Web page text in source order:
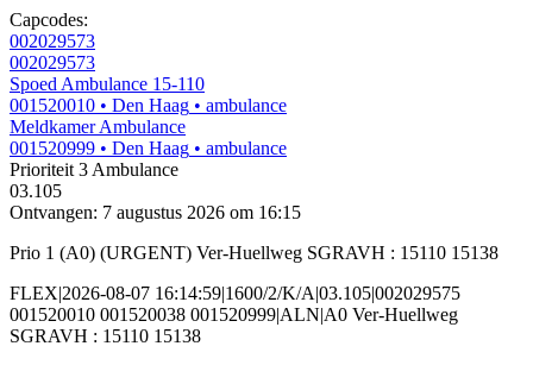
Capcodes:
002029573
002029573
Spoed Ambulance 15-110
001520010 • Den Haag • ambulance
Meldkamer Ambulance
001520999 • Den Haag • ambulance
Prioriteit 3 Ambulance
03.105
Ontvangen: 7 augustus 2026 om 16:15
Prio 1 (A0) (URGENT) Ver-Huellweg SGRAVH : 15110 15138
FLEX|2026-08-07 16:14:59|1600/2/K/A|03.105|002029575
001520010 001520038 001520999|ALN|A0 Ver-Huellweg
SGRAVH : 15110 15138